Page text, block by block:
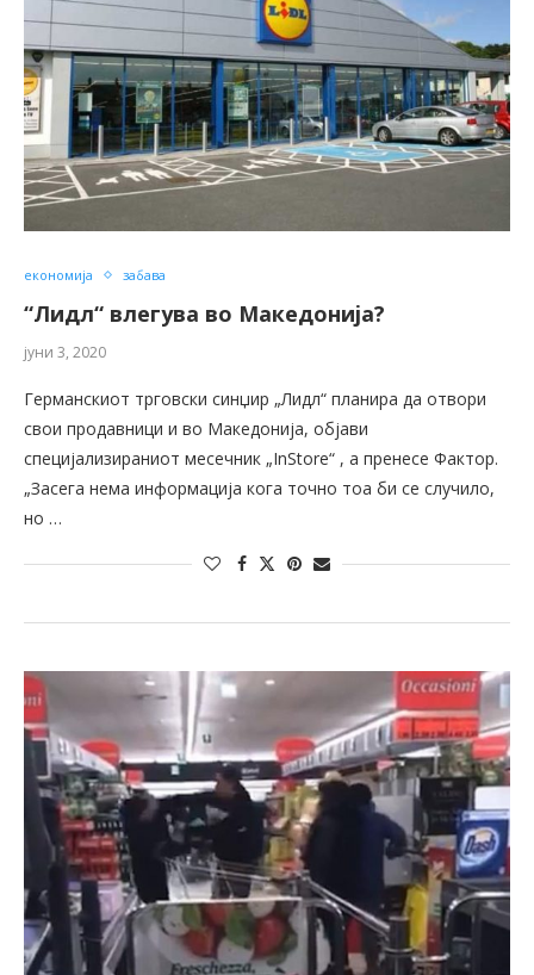
економија забава
“Лидл“ влегува во Македонија?
јуни 3, 2020
Германскиот трговски синџир „Лидл“ планира да отвори
свои продавници и во Македонија, објави
специјализираниот месечник „InStore“ , а пренесе Фактор.
„Засега нема информација кога точно тоа би се случило,
но …